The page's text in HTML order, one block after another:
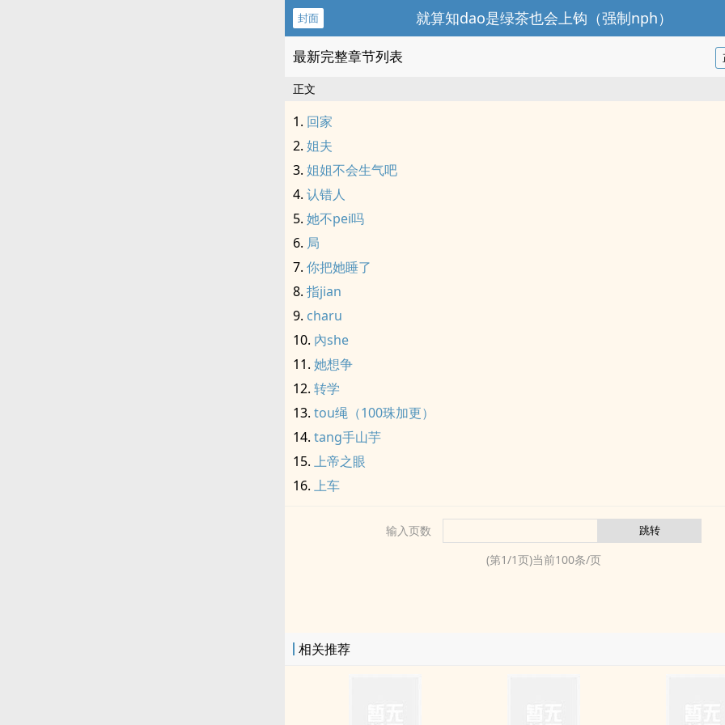
封面 就算知dao是绿茶也会上钩（强制nph）
最新完整章节列表
正文
回家
姐夫
姐姐不会生气吧
认错人
她不pei吗
局
你把她睡了
指jian
charu
內she
她想争
转学
tou绳（100珠加更）
tang手山芋
上帝之眼
上车
输入页数
(第1/1页)当前100条/页
相关推荐